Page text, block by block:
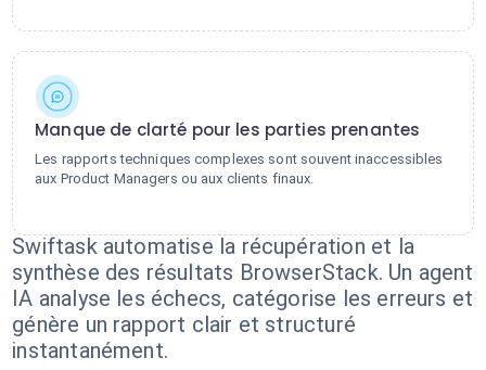
Manque de clarté pour les parties prenantes
Les rapports techniques complexes sont souvent inaccessibles
aux Product Managers ou aux clients finaux.
Swiftask automatise la récupération et la
synthèse des résultats BrowserStack. Un agent
IA analyse les échecs, catégorise les erreurs et
génère un rapport clair et structuré
instantanément.